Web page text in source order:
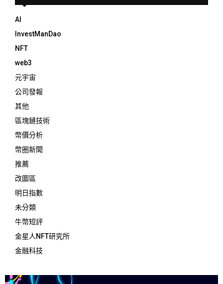
AI
InvestManDao
NFT
web3
元宇宙
公司發報
其他
區塊鏈技術
幣價分析
幣圈新聞
推薦
改圖區
明日指數
未分類
牛幣短評
金星人NFT研究所
金融科技